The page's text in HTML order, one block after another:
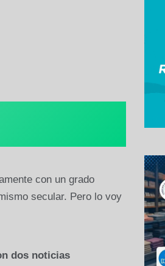
con un grado
secular. Pero lo voy
dos noticias